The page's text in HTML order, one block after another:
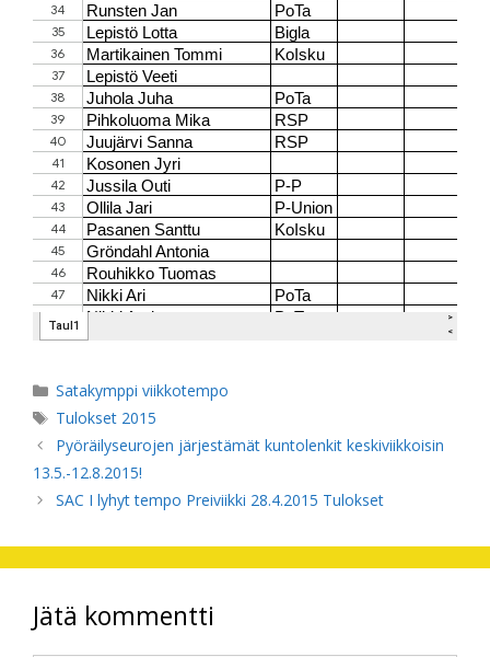
Kategoriat
Satakymppi viikkotempo
Avainsanat
Tulokset 2015
Pyöräilyseurojen järjestämät kuntolenkit keskiviikkoisin
13.5.-12.8.2015!
SAC I lyhyt tempo Preiviikki 28.4.2015 Tulokset
Jätä kommentti